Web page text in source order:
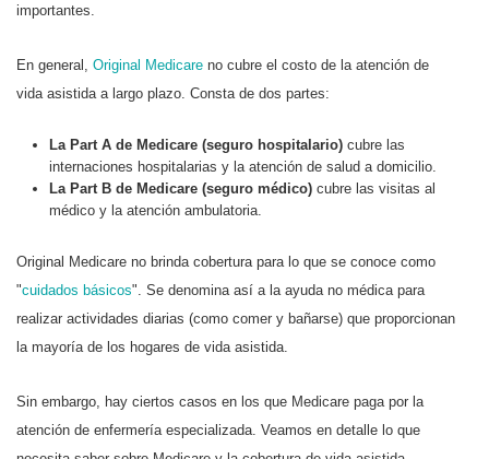
importantes.
En general, Original Medicare no cubre el costo de la atención de
vida asistida a largo plazo. Consta de dos partes:
La Part A de Medicare (seguro hospitalario) cubre las
internaciones hospitalarias y la atención de salud a domicilio.
La Part B de Medicare (seguro médico) cubre las visitas al
médico y la atención ambulatoria.
Original Medicare no brinda cobertura para lo que se conoce como
"cuidados básicos". Se denomina así a la ayuda no médica para
realizar actividades diarias (como comer y bañarse) que proporcionan
la mayoría de los hogares de vida asistida.
Sin embargo, hay ciertos casos en los que Medicare paga por la
atención de enfermería especializada. Veamos en detalle lo que